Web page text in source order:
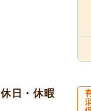
休日・休暇